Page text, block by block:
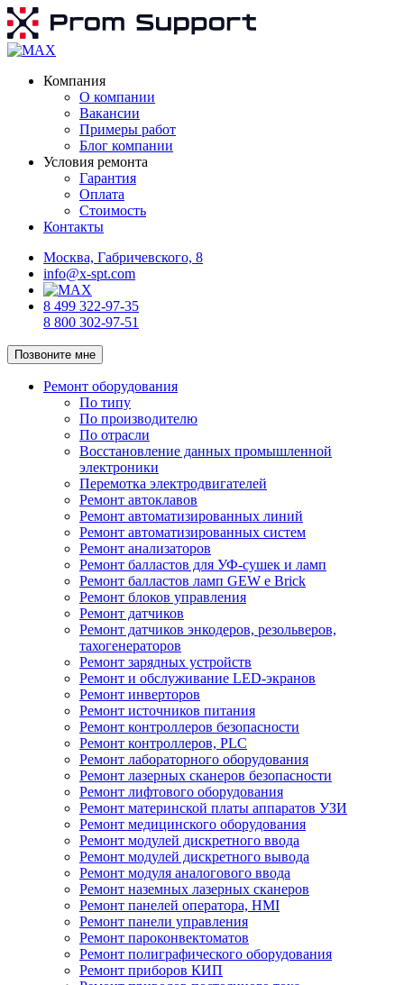
Компания
О компании
Вакансии
Примеры работ
Блог компании
Условия ремонта
Гарантия
Оплата
Стоимость
Контакты
Москва, Габричевского, 8
info@x-spt.com
8 499 322-97-35
8 800 302-97-51
Позвоните мне
Ремонт оборудования
По типу
По производителю
По отрасли
Восстановление данных промышленной
электроники
Перемотка электродвигателей
Ремонт автоклавов
Ремонт автоматизированных линий
Ремонт автоматизированных систем
Ремонт анализаторов
Ремонт балластов для УФ-сушек и ламп
Ремонт балластов ламп GEW e Brick
Ремонт блоков управления
Ремонт датчиков
Ремонт датчиков энкодеров, резольверов,
тахогенераторов
Ремонт зарядных устройств
Ремонт и обслуживание LED-экранов
Ремонт инверторов
Ремонт источников питания
Ремонт контроллеров безопасности
Ремонт контроллеров, PLC
Ремонт лабораторного оборудования
Ремонт лазерных сканеров безопасности
Ремонт лифтового оборудования
Ремонт материнской платы аппаратов УЗИ
Ремонт медицинского оборудования
Ремонт модулей дискретного ввода
Ремонт модулей дискретного вывода
Ремонт модуля аналогового ввода
Ремонт наземных лазерных сканеров
Ремонт панелей оператора, HMI
Ремонт панели управления
Ремонт пароконвектоматов
Ремонт полиграфического оборудования
Ремонт приборов КИП